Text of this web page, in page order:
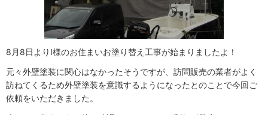
8月8日よりI様のお住まいお塗り替え工事が始まりましたよ！
元々外壁塗装に関心はなかったそうですが、訪問販売の業者がよく
訪ねてくるため外壁塗装を意識するようになったとのことで今回ご
依頼をいただきました。